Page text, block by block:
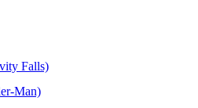
Falls)
Man)